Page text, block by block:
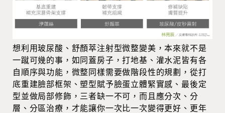
想利用玻尿酸、舒顏萃注射型微整變美，本來就不是
一蹴可幾的事，如同蓋房子，打地基、灌水泥皆有各
自順序與功能，微整同樣需要做階段性的規劃，從打
底重建臉部框架、塑型賦予臉蛋立體緊實感、最後定
型並做局部修飾，三者缺一不可，而且應分次、分
層、分區治療，才能讓你一次比一次變得更好、更年